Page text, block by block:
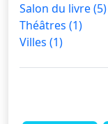
Salon du livre(5)
Théâtres (1)
Villes (1)